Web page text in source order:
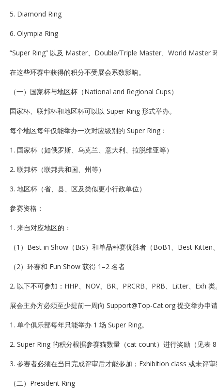
5. Diamond Ring
6. Olympia Ring
“Super Ring” 以及 Master、Double/Triple Master、World Master
在这些环赛中获得的积分不受展会系数影响。
（一）国家杯与地区杯（National and Regional Cups）
国家杯、联邦杯和地区杯可以以 Super Ring 形式举办。
每个地区每年仅能举办一次对应级别的 Super Ring：
1. 国家杯（如俄罗斯、乌克兰、意大利、拉脱维亚等）
2. 联邦杯（联邦共和国、州等）
3. 地区杯（省、县、区及类似更小行政单位）
参赛资格：
1. 来自对应地区的：
（1）Best in Show（BiS）和单品种赛优胜者（BoB1、Best
（2）环赛和 Fun Show 获得 1–2 名者
2. 以下不可参加：HHP、NOV、BR、PRCRB、PRB、Litter、Exh 类
展会主办方必须至少提前一周向 Support@Top-Cat.org 提交举办申
1. 单个俱乐部每年只能举办 1 场 Super Ring。
2. Super Ring 的积分根据参赛猫数量（cat count）进行奖励（见表
3. 参赛者必须在当日完成评审后才能参加；Exhibition class 或未评
（二）President Ring